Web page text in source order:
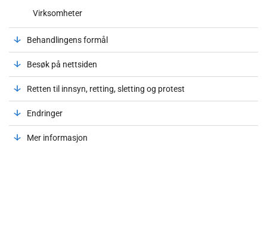
Virksomheter
Behandlingens formål
Besøk på nettsiden
Retten til innsyn, retting, sletting og protest
Endringer
Mer informasjon